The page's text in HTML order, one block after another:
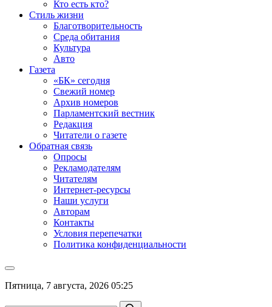
Кто есть кто?
Стиль жизни
Благотворительность
Среда обитания
Культура
Авто
Газета
«БК» сегодня
Свежий номер
Архив номеров
Парламентский вестник
Редакция
Читатели о газете
Обратная связь
Опросы
Рекламодателям
Читателям
Интернет-ресурсы
Наши услуги
Авторам
Контакты
Условия перепечатки
Политика конфиденциальности
Пятница, 7 августа, 2026 05:25